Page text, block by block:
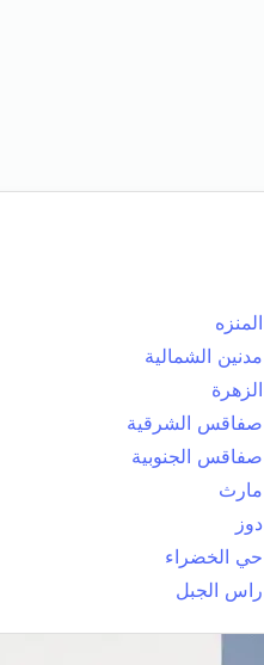
المنزه
مدنين الشمالية
الزهرة
صفاقس الشرقية
صفاقس الجنوبية
مارث
دوز
حي الخضراء
راس الجبل